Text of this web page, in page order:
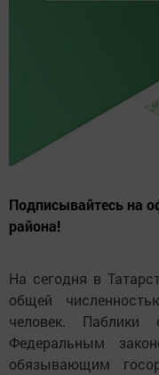
Подписывайтесь на
района!
На сегодня в
общей
человек. Паблики
Федеральным
обязывающим